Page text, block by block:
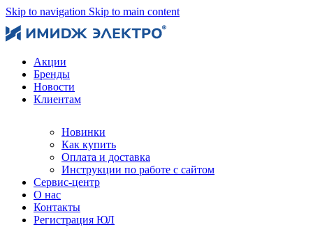
Skip to navigation Skip to main content
Акции
Бренды
Новости
Клиентам
Новинки
Как купить
Оплата и доставка
Инструкции по работе с сайтом
Сервис-центр
О нас
Контакты
Регистрация ЮЛ